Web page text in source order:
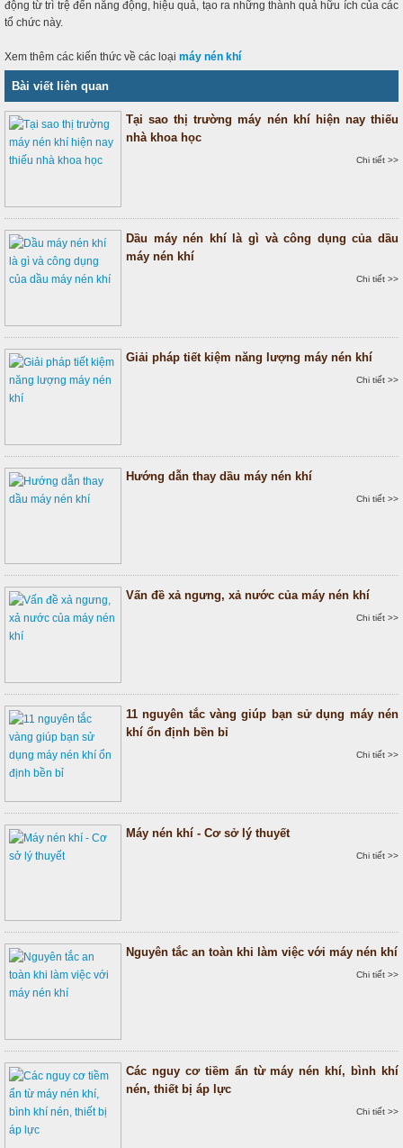
động từ trì trệ đến năng động, hiệu quả, tạo ra những thành quả hữu ích của các
tổ chức này.
Xem thêm các kiến thức về các loại máy nén khí
Bài viết liên quan
Tại sao thị trường máy nén khí hiện nay thiếu
nhà khoa học
Chi tiết >>
Dầu máy nén khí là gì và công dụng của dầu
máy nén khí
Chi tiết >>
Giải pháp tiết kiệm năng lượng máy nén khí
Chi tiết >>
Hướng dẫn thay dầu máy nén khí
Chi tiết >>
Vấn đề xả ngưng, xả nước của máy nén khí
Chi tiết >>
11 nguyên tắc vàng giúp bạn sử dụng máy nén
khí ổn định bền bỉ
Chi tiết >>
Máy nén khí - Cơ sở lý thuyết
Chi tiết >>
Nguyên tắc an toàn khi làm việc với máy nén khí
Chi tiết >>
Các nguy cơ tiềm ẩn từ máy nén khí, bình khí
nén, thiết bị áp lực
Chi tiết >>